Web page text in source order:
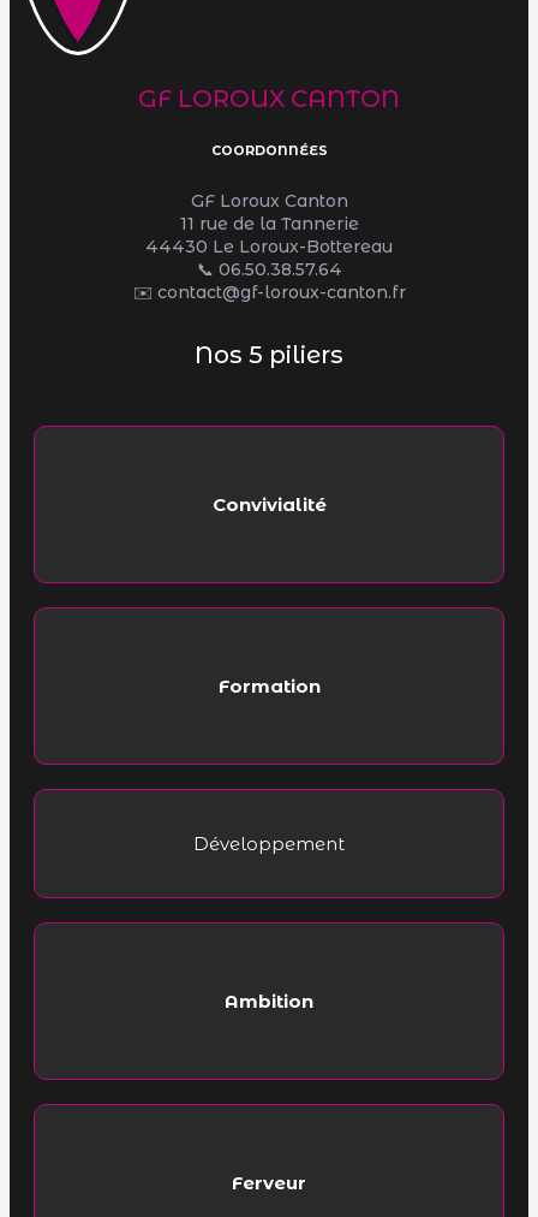
GF LOROUX CANTON
COORDONNÉES
GF Loroux Canton
11 rue de la Tannerie
44430 Le Loroux-Bottereau
📞 06.50.38.57.64
✉️ contact@gf-loroux-canton.fr
Nos 5 piliers
Convivialité
Formation
Développement
Ambition
Ferveur